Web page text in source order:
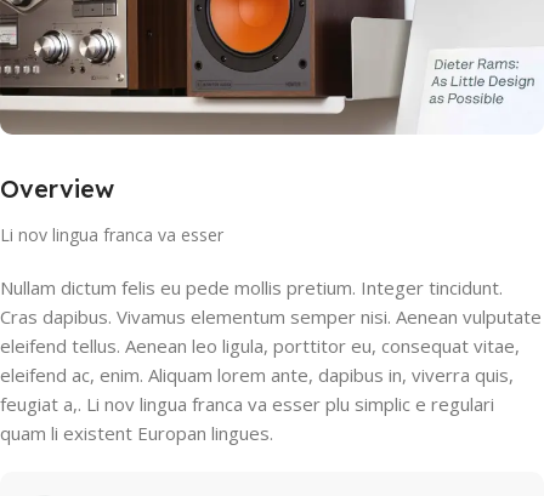
Overview
Li nov lingua franca va esser
Nullam dictum felis eu pede mollis pretium. Integer tincidunt.
Cras dapibus. Vivamus elementum semper nisi. Aenean vulputate
eleifend tellus. Aenean leo ligula, porttitor eu, consequat vitae,
eleifend ac, enim. Aliquam lorem ante, dapibus in, viverra quis,
feugiat a,. Li nov lingua franca va esser plu simplic e regulari
quam li existent Europan lingues.